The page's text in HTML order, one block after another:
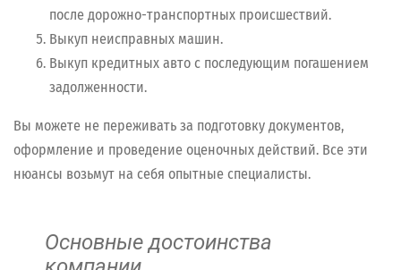
после дорожно-транспортных происшествий.
Выкуп неисправных машин.
Выкуп кредитных авто с последующим погашением
задолженности.
Вы можете не переживать за подготовку документов,
оформление и проведение оценочных действий. Все эти
нюансы возьмут на себя опытные специалисты.
Основные достоинства